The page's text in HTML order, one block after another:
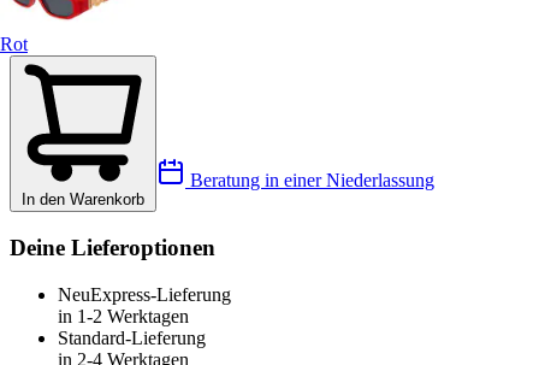
Rot
In den Warenkorb
Beratung in einer Niederlassung
Deine Lieferoptionen
NeuExpress-Lieferung
in 1-2 Werktagen
Standard-Lieferung
in 2-4 Werktagen